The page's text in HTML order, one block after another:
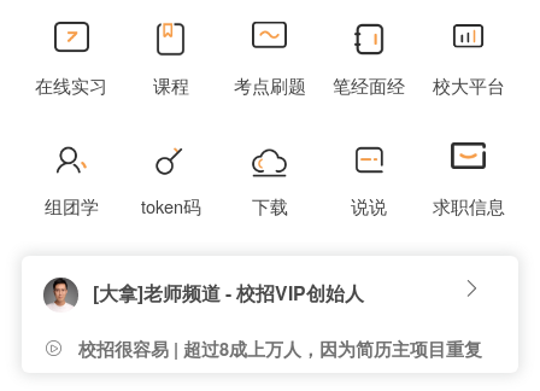
在线实习 课程 考点刷题 笔经面经 校大平台
组团学 token码 下载 说说 求职信息
[大拿]老师频道 - 校招VIP创始人
校招很容易 | 超过8成上万人，因为简历主项目重复